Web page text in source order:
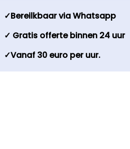
✓Bereilkbaar via Whatsapp
✓ Gratis offerte binnen 24 uur
✓Vanaf 30 euro per uur.